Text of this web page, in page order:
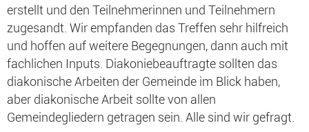
erstellt und den Teilnehmerinnen und Teilnehmern
zugesandt. Wir empfanden das Treffen sehr hilfreich
und hoffen auf weitere Begegnungen, dann auch mit
fachlichen Inputs. Diakoniebeauftragte sollten das
diakonische Arbeiten der Gemeinde im Blick haben,
aber diakonische Arbeit sollte von allen
Gemeindegliedern getragen sein. Alle sind wir gefragt.